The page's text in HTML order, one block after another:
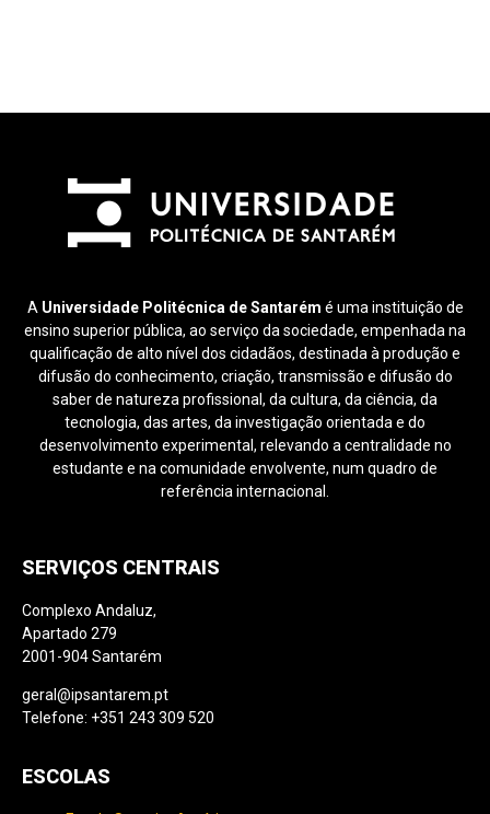
A Universidade Politécnica de Santarém é uma instituição de
ensino superior pública, ao serviço da sociedade, empenhada na
qualificação de alto nível dos cidadãos, destinada à produção e
difusão do conhecimento, criação, transmissão e difusão do
saber de natureza profissional, da cultura, da ciência, da
tecnologia, das artes, da investigação orientada e do
desenvolvimento experimental, relevando a centralidade no
estudante e na comunidade envolvente, num quadro de
referência internacional.
SERVIÇOS CENTRAIS
Complexo Andaluz,
Apartado 279
2001-904 Santarém
geral@ipsantarem.pt
Telefone: +351 243 309 520
ESCOLAS